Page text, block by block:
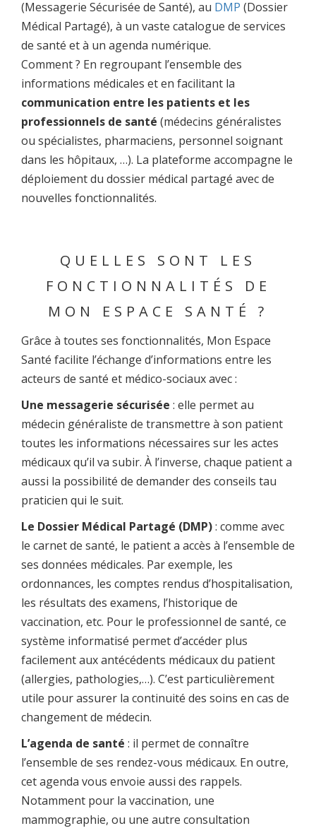
(Messagerie Sécurisée de Santé), au DMP (Dossier
Médical Partagé), à un vaste catalogue de services
de santé et à un agenda numérique.
Comment ? En regroupant l’ensemble des
informations médicales et en facilitant la
communication entre les patients et les
professionnels de santé (médecins généralistes
ou spécialistes, pharmaciens, personnel soignant
dans les hôpitaux, …). La plateforme accompagne le
déploiement du dossier médical partagé avec de
nouvelles fonctionnalités.
QUELLES SONT LES
FONCTIONNALITÉS DE
MON ESPACE SANTÉ ?
Grâce à toutes ses fonctionnalités, Mon Espace
Santé facilite l’échange d’informations entre les
acteurs de santé et médico-sociaux avec :
Une messagerie sécurisée : elle permet au
médecin généraliste de transmettre à son patient
toutes les informations nécessaires sur les actes
médicaux qu’il va subir. À l’inverse, chaque patient a
aussi la possibilité de demander des conseils tau
praticien qui le suit.
Le Dossier Médical Partagé (DMP): comme avec
le carnet de santé, le patient a accès à l’ensemble de
ses données médicales. Par exemple, les
ordonnances, les comptes rendus d’hospitalisation,
les résultats des examens, l’historique de
vaccination, etc. Pour le professionnel de santé, ce
système informatisé permet d’accéder plus
facilement aux antécédents médicaux du patient
(allergies, pathologies,…). C’est particulièrement
utile pour assurer la continuité des soins en cas de
changement de médecin.
L’agenda de santé : il permet de connaître
l’ensemble de ses rendez-vous médicaux. En outre,
cet agenda vous envoie aussi des rappels.
Notamment pour la vaccination, une
mammographie, ou une autre consultation